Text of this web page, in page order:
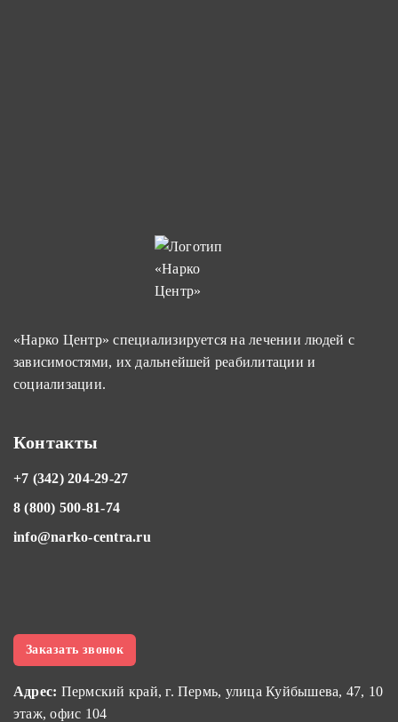
«Нарко Центр» специализируется на лечении людей с
зависимостями, их дальнейшей реабилитации и
социализации.
Контакты
+7 (342) 204-29-27
8 (800) 500-81-74
info@narko-centra.ru
Заказать звонок
Адрес: Пермский край, г. Пермь, улица Куйбышева, 47, 10
этаж, офис 104